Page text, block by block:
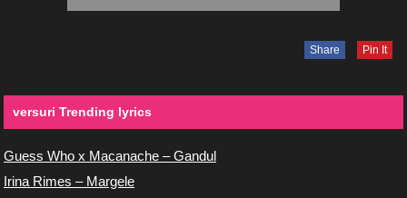
Share Pin It
versuri Trending lyrics
Guess Who x Macanache – Gandul
Irina Rimes – Margele